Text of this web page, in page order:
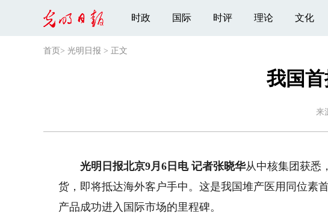
时政 国际 时评 理论 文化
首页 > 光明日报 > 正文
我国
来
光明日报北京9月6日电 记者张晓华从中核集团获悉
货，即将抵达海外客户手中。这是我国堆产医用同位素
产品成功进入国际市场的里程碑。